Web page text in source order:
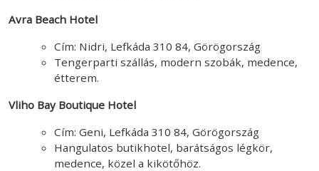
Avra Beach Hotel
Cím: Nidri, Lefkáda 310 84, Görögország
Tengerparti szállás, modern szobák, medence,
étterem.
Vliho Bay Boutique Hotel
Cím: Geni, Lefkáda 310 84, Görögország
Hangulatos butikhotel, barátságos légkör,
medence, közel a kikötőhöz.